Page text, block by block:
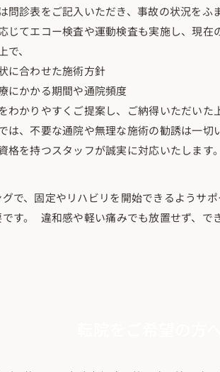
問診表をご記入いただき、事故の状況を
じてエコー検査や運動検査も実施し、現在
で、
に合わせた施術方針
にかかる期間や通院頻度
わかりやすくご提案し、ご納得いただいた
は、不要な通院や無理な施術の勧誘は一切
格を持つスタッフが誠実に対応いたします。
で、固定やリハビリを開始できるようサポ
す。 違和感や軽い痛みでも放置せず、で